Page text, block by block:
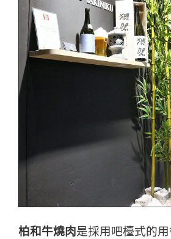
柏和牛燒肉是採用吧檯式的